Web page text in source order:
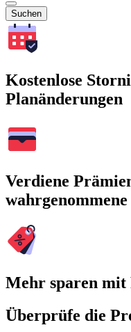
Suchen
Kostenlose
Planänderungen
Verdiene
Mehr sparen
Überprüfe die